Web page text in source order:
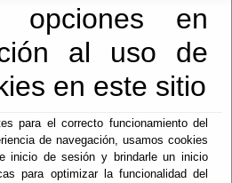
opciones en
al uso de
en este sitio
para el correcto funcionamiento del
de navegación, usamos cookies
inicio de sesión y brindarle un inicio
para optimizar la funcionalidad del
Diputación